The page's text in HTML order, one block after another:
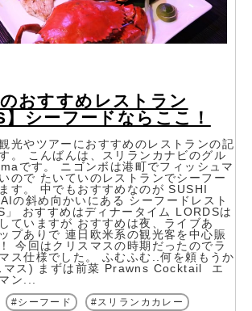
おすすめレストラン
】シーフードならここ！
光やツアーにおすすめのレストランの記
。 こんばんは、スリランカナビのグル
です。 ニゴンボは港町でフィッシュマ
ので たいていのレストランでシーフー
す。 中でもおすすめなのが SUSHI
の斜め向かいにある シーフードレスト
」 おすすめはディナータイム LORDSは
ていますが おすすめは夜、ライブあ
プありで 連日欧米系の観光客を中心賑
今回はクリスマスの時期だったのでラ
ス仕様でした。 ふむふむ..何を頼もうか
マス) まずは前菜 Prawns Cocktail エ
ン...
シーフード スリランカカレー